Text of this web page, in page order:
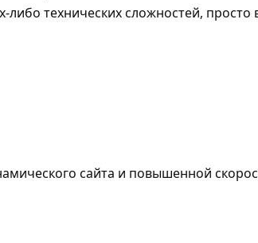
технических сложностей, просто
сайта и повышенной